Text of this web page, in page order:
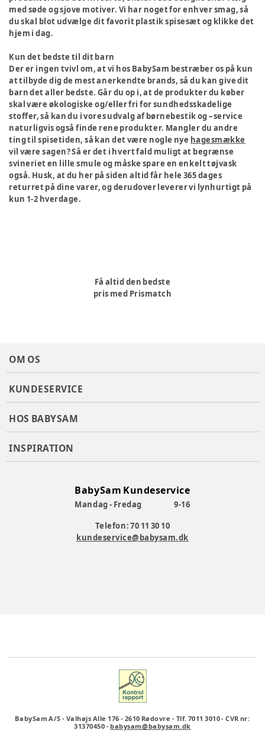
med søde og sjove motiver. Vi har noget for enhver smag, så
du skal blot udvælge dit favorit plastik spisesæt og klikke det
hjem i dag.
Kun det bedste til dit barn
Der er ingen tvivl om, at vi hos BabySam bestræber os på kun
at tilbyde dig de mest anerkendte brands, så du kan give dit
barn det aller bedste. Går du op i, at de produkter du køber
skal være økologiske og/eller fri for sundhedsskadelige
stoffer, så kan du i vores udvalg af børnebestik og –service
naturligvis også finde rene produkter. Mangler du andre
ting til spisetiden, så kan det være nogle nye hagesmække
vil være sagen? Så er det i hvert fald muligt at begrænse
svineriet en lille smule og måske spare en enkelt tøjvask
også. Husk, at du her på siden altid får hele 365 dages
returret på dine varer, og derudover leverer vi lynhurtigt på
kun 1-2 hverdage.
Få altid den bedste
pris med Prismatch
OM OS
KUNDESERVICE
HOS BABYSAM
INSPIRATION
BabySam Kundeservice
Mandag - Fredag
9-16
Telefon: 70 11 30 10
kundeservice@babysam.dk
BabySam A/S - Valhøjs Alle 176 - 2610 Rødovre - Tlf. 7011 3010-CVR nr:
31370450 -babysam@babysam.dk